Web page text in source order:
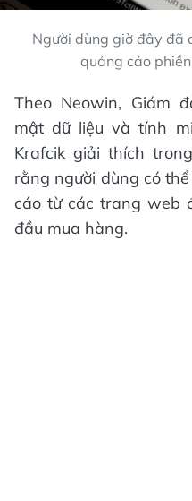
Người dùng giờ đây đã
quảng cáo
Theo Neowin, Giám
mật dữ liệu và tính
Krafcik giải thích
rằng người dùng có
cáo từ các trang web
đầu mua hàng.